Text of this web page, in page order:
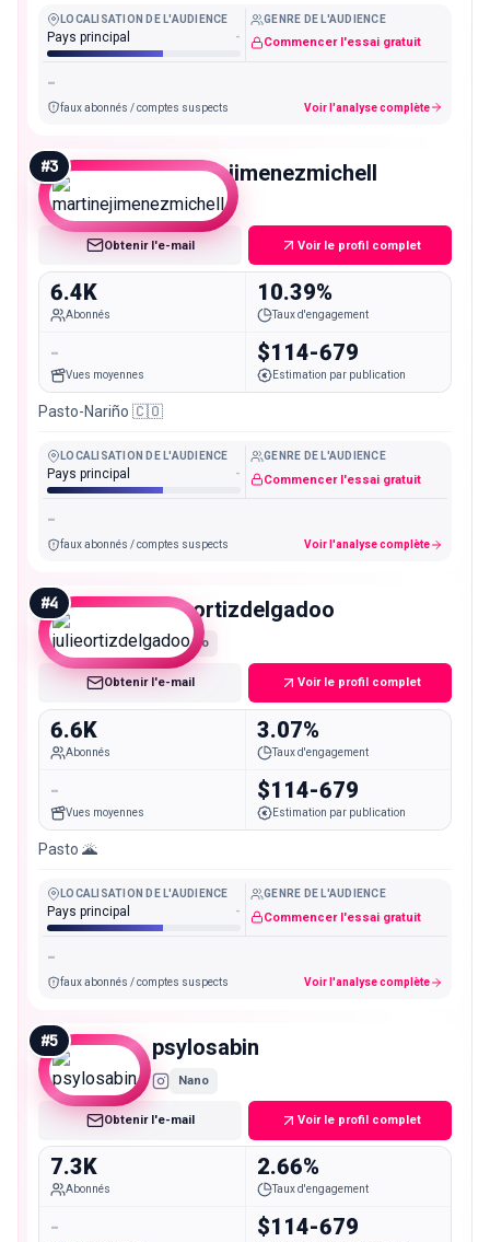
LOCALISATION DE L'AUDIENCE
Pays principal -
GENRE DE L'AUDIENCE
Commencer l'essai gratuit
-
faux abonnés / comptes suspects Voir l'analyse complète
#3 martinejimenezmichell
Nano
Obtenir l'e-mail Voir le profil complet
6.4K
Abonnés
10.39%
Taux d'engagement
-
Vues moyennes
$114-679
Estimation par publication
Pasto-Nariño 🇨🇴
LOCALISATION DE L'AUDIENCE
Pays principal -
GENRE DE L'AUDIENCE
Commencer l'essai gratuit
-
faux abonnés / comptes suspects Voir l'analyse complète
#4 julieortizdelgadoo
Nano
Obtenir l'e-mail Voir le profil complet
6.6K
Abonnés
3.07%
Taux d'engagement
-
Vues moyennes
$114-679
Estimation par publication
Pasto 🌋
LOCALISATION DE L'AUDIENCE
Pays principal -
GENRE DE L'AUDIENCE
Commencer l'essai gratuit
-
faux abonnés / comptes suspects Voir l'analyse complète
#5 psylosabin
Nano
Obtenir l'e-mail Voir le profil complet
7.3K
Abonnés
2.66%
Taux d'engagement
- $114-679